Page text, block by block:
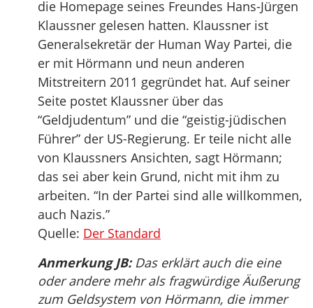
die Homepage seines Freundes Hans-Jürgen
Klaussner gelesen hatten. Klaussner ist
Generalsekretär der Human Way Partei, die
er mit Hörmann und neun anderen
Mitstreitern 2011 gegründet hat. Auf seiner
Seite postet Klaussner über das
“Geldjudentum” und die “geistig-jüdischen
Führer” der US-Regierung. Er teile nicht alle
von Klaussners Ansichten, sagt Hörmann;
das sei aber kein Grund, nicht mit ihm zu
arbeiten. “In der Partei sind alle willkommen,
auch Nazis.”
Quelle: Der Standard
Anmerkung JB:Das erklärt auch die eine
oder andere mehr als fragwürdige Äußerung
zum Geldsystem von Hörmann, die immer